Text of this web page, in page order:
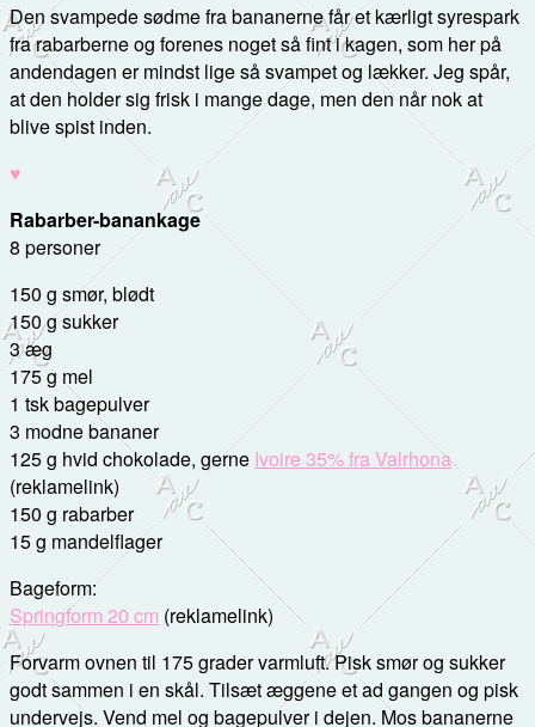
Den svampede sødme fra bananerne får et kærligt syrespark
fra rabarberne og forenes noget så fint i kagen, som her på
andendagen er mindst lige så svampet og lækker. Jeg spår,
at den holder sig frisk i mange dage, men den når nok at
blive spist inden.
♥
Rabarber-banankage
8 personer
150 g smør, blødt
150 g sukker
3 æg
175 g mel
1 tsk bagepulver
3 modne bananer
125 g hvid chokolade, gerne Ivoire 35% fra Valrhona
(reklamelink)
150 g rabarber
15 g mandelflager
Bageform:
Springform 20 cm (reklamelink)
Forvarm ovnen til 175 grader varmluft. Pisk smør og sukker
godt sammen i en skål. Tilsæt æggene et ad gangen og pisk
undervejs. Vend mel og bagepulver i dejen. Mos bananerne